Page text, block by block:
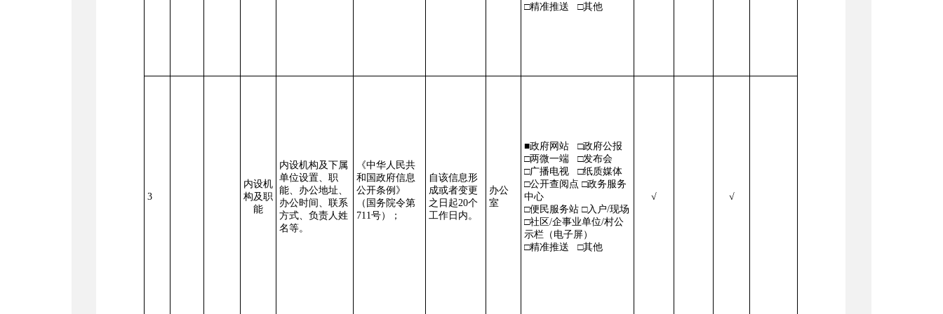
□精准推送 □其他
3
内设机
构及职
能
内设机构及下属
单位设置、职
能、办公地址、
办公时间、联系
方式、负责人姓
名等。
《中华人民共
和国政府信息
公开条例》
（国务院令第
711号）；
自该信息形
成或者变更
之日起20个
工作日内。
办公
室
■政府网站 □政府公报
□两微一端 □发布会
□广播电视 □纸质媒体
□公开查阅点 □政务服务
中心
□便民服务站 □入户/现场
□社区/企事业单位/村公
示栏（电子屏）
□精准推送 □其他
√ √